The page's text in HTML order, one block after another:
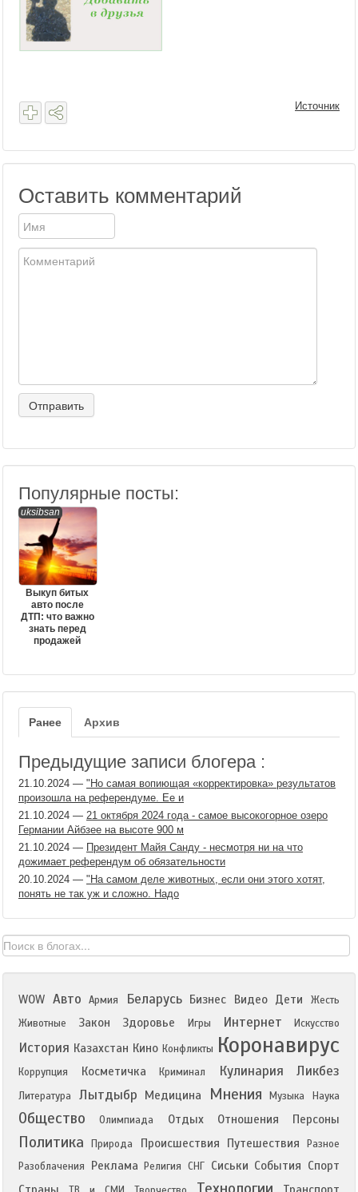
Источник
Оставить комментарий
Популярные посты:
uksibsan
Выкуп битых
авто после
ДТП: что важно
знать перед
продажей
Ранее Архив
Предыдущие записи блогера :
21.10.2024 — "Но самая вопиющая «корректировка» результатов
произошла на референдуме. Ее и
21.10.2024 — 21 октября 2024 года - самое высокогорное озеро
Германии Айбзее на высоте 900 м
21.10.2024 — Президент Майя Санду - несмотря ни на что
дожимает референдум об обязательности
20.10.2024 — "На самом деле животных, если они этого хотят,
понять не так уж и сложно. Надо
WOW Авто Армия Беларусь Бизнес Видео Дети
Жесть
Животные
Закон Здоровье Игры Интернет Искусство
История Казахстан Кино Конфликты Коронавирус
Коррупция Косметичка Криминал Кулинария Ликбез
Литература Лытдыбр Медицина Мнения Музыка Наука
Общество Олимпиада Отдых Отношения Персоны
Политика Природа Происшествия Путешествия
Разное
Разоблачения
Реклама Религия СНГ Сиськи События Спорт
Технологии